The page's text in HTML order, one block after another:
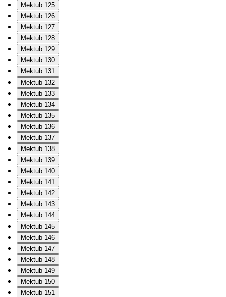
Mektub 125
Mektub 126
Mektub 127
Mektub 128
Mektub 129
Mektub 130
Mektub 131
Mektub 132
Mektub 133
Mektub 134
Mektub 135
Mektub 136
Mektub 137
Mektub 138
Mektub 139
Mektub 140
Mektub 141
Mektub 142
Mektub 143
Mektub 144
Mektub 145
Mektub 146
Mektub 147
Mektub 148
Mektub 149
Mektub 150
Mektub 151